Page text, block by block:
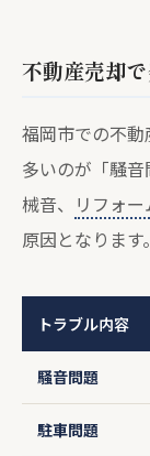
不動産売却
福岡市での不
多いのが「騒音
械音、 リフォー
原因となります。
トラブル内容
騒音問題
駐車問題